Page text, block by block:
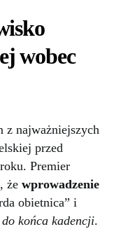
wobec
z najważniejszych
przed
Premier
że wprowadzenie
obietnica” i
do końca kadencji.